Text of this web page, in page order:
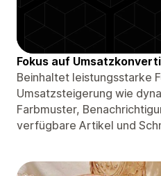
Fokus auf
Beinhaltet leistungsstarke
Umsatzsteigerung wie
Farbmuster,
verfügbare Artikel und